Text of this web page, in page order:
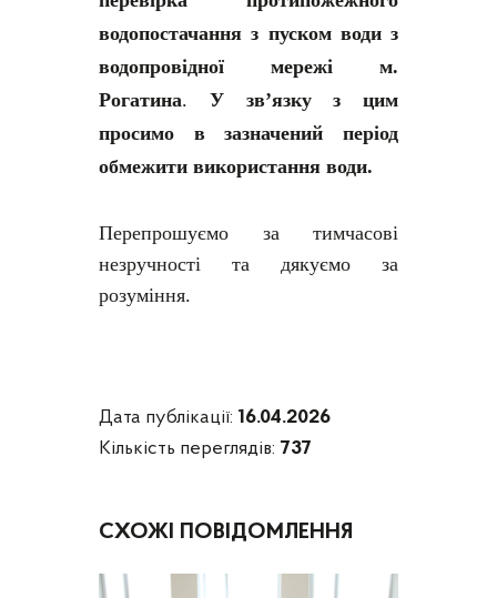
водопостачання з пуском води з
водопровідної мережі м.
Рогатина. У зв’язку з цим
просимо в зазначений період
обмежити використання води.
Перепрошуємо за тимчасові
незручності та дякуємо за
розуміння.
Дата публікації: 16.04.2026
Кількість переглядів: 737
СХОЖІ ПОВІДОМЛЕННЯ